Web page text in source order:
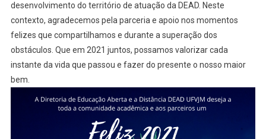
desenvolvimento do território de atuação da DEAD. Neste
contexto, agradecemos pela parceria e apoio nos momentos
felizes que compartilhamos e durante a superação dos
obstáculos. Que em 2021 juntos, possamos valorizar cada
instante da vida que passou e fazer do presente o nosso maior
bem.